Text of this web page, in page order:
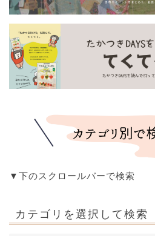
▼下のスクロールバーで検索
カテゴリを選択して検索